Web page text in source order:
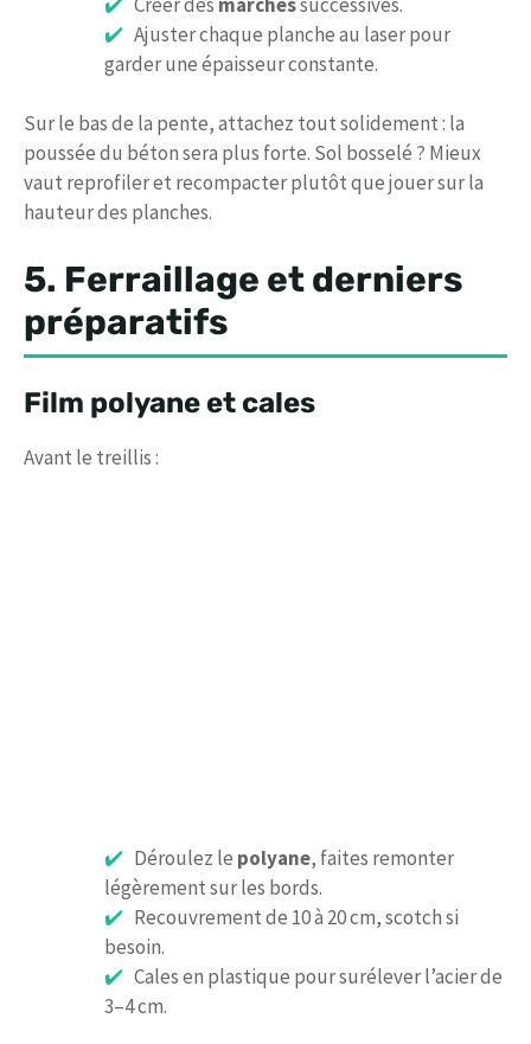
Ajuster chaque planche au laser pour
garder une épaisseur constante.
Sur le bas de la pente, attachez tout solidement : la
poussée du béton sera plus forte. Sol bosselé ? Mieux
vaut reprofiler et recompacter plutôt que jouer sur la
hauteur des planches.
5. Ferraillage et derniers
préparatifs
Film polyane et cales
Avant le treillis :
Déroulez le polyane, faites remonter
légèrement sur les bords.
Recouvrement de 10 à 20 cm, scotch si
besoin.
Cales en plastique pour surélever l’acier de
3–4 cm.